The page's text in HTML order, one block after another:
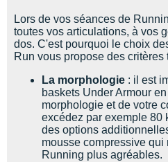
Lors de vos séances de
toutes vos articulations, à vos
dos. C'est pourquoi le choix
Run vous propose des critères
La morphologie : il est
baskets Under Armour
morphologie et de votre
excédez par exemple 80
des options
mousse compressive
Running plus agréables.